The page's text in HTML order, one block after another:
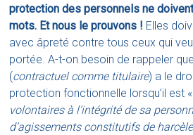
protection des personnels ne
mots. Et nous le prouvons ! Elles
avec âpreté contre tous ceux qui
portée. A-t-on besoin de rappeler
(contractuel comme titulaire) a le
protection fonctionnelle lorsqu’il est «
volontaires à l’intégrité de sa
d’agissements constitutifs de